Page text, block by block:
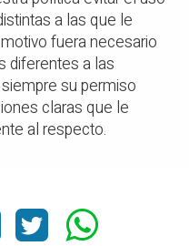
a las que le
fuera necesario
diferentes a las
su permiso
claras que le
al respecto.